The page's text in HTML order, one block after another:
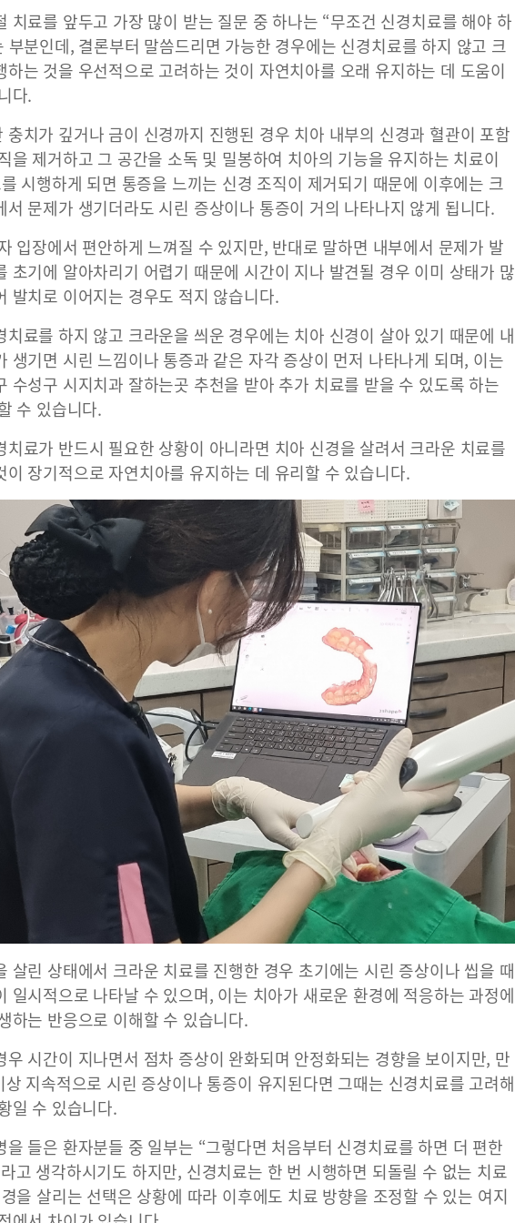
치료를 앞두고 가장 많이 받는 질문 중 하나는 “무조건 신경치료를 해야 하
부분인데, 결론부터 말씀드리면 가능한 경우에는 신경치료를 하지 않고 크
하는 것을 우선적으로 고려하는 것이 자연치아를 오래 유지하는 데 도움이
다.
충치가 깊거나 금이 신경까지 진행된 경우 치아 내부의 신경과 혈관이 포함
을 제거하고 그 공간을 소독 및 밀봉하여 치아의 기능을 유지하는 치료이
시행하게 되면 통증을 느끼는 신경 조직이 제거되기 때문에 이후에는 크
서 문제가 생기더라도 시린 증상이나 통증이 거의 나타나지 않게 됩니다.
입장에서 편안하게 느껴질 수 있지만, 반대로 말하면 내부에서 문제가 발
초기에 알아차리기 어렵기 때문에 시간이 지나 발견될 경우 이미 상태가 많
발치로 이어지는 경우도 적지 않습니다.
치료를 하지 않고 크라운을 씌운 경우에는 치아 신경이 살아 있기 때문에 내
생기면 시린 느낌이나 통증과 같은 자각 증상이 먼저 나타나게 되며, 이는
수성구 시지치과 잘하는곳 추천을 받아 추가 치료를 받을 수 있도록 하는
수 있습니다.
치료가 반드시 필요한 상황이 아니라면 치아 신경을 살려서 크라운 치료를
이 장기적으로 자연치아를 유지하는 데 유리할 수 있습니다.
살린 상태에서 크라운 치료를 진행한 경우 초기에는 시린 증상이나 씹을 때
일시적으로 나타날 수 있으며, 이는 치아가 새로운 환경에 적응하는 과정에
하는 반응으로 이해할 수 있습니다.
우 시간이 지나면서 점차 증상이 완화되며 안정화되는 경향을 보이지만, 만
상 지속적으로 시린 증상이나 통증이 유지된다면 그때는 신경치료를 고려해
일 수 있습니다.
을 들은 환자분들 중 일부는 “그렇다면 처음부터 신경치료를 하면 더 편한
고 생각하시기도 하지만, 신경치료는 한 번 시행하면 되돌릴 수 없는 치료
을 살리는 선택은 상황에 따라 이후에도 치료 방향을 조정할 수 있는 여지